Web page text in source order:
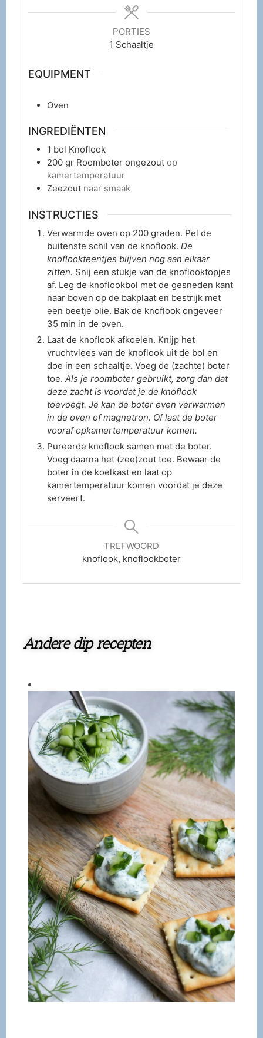
PORTIES
1 Schaaltje
EQUIPMENT
Oven
INGREDIËNTEN
1 bol Knoflook
200 gr Roomboter ongezout op
kamertemperatuur
Zeezout naar smaak
INSTRUCTIES
Verwarmde oven op 200 graden. Pel de
buitenste schil van de knoflook. De
knoflookteentjes blijven nog aan elkaar
zitten. Snij een stukje van de knoflooktopjes
af. Leg de knoflookbol met de gesneden kant
naar boven op de bakplaat en bestrijk met
een beetje olie. Bak de knoflook ongeveer
35 min in de oven.
Laat de knoflook afkoelen. Knijp het
vruchtvlees van de knoflook uit de bol en
doe in een schaaltje. Voeg de (zachte) boter
toe. Als je roomboter gebruikt, zorg dan dat
deze zacht is voordat je de knoflook
toevoegt. Je kan de boter even verwarmen
in de oven of magnetron. Of laat de boter
vooraf opkamertemperatuur komen.
Pureerde knoflook samen met de boter.
Voeg daarna het (zee)zout toe. Bewaar de
boter in de koelkast en laat op
kamertemperatuur komen voordat je deze
serveert.
TREFWOORD
knoflook, knoflookboter
Andere dip recepten